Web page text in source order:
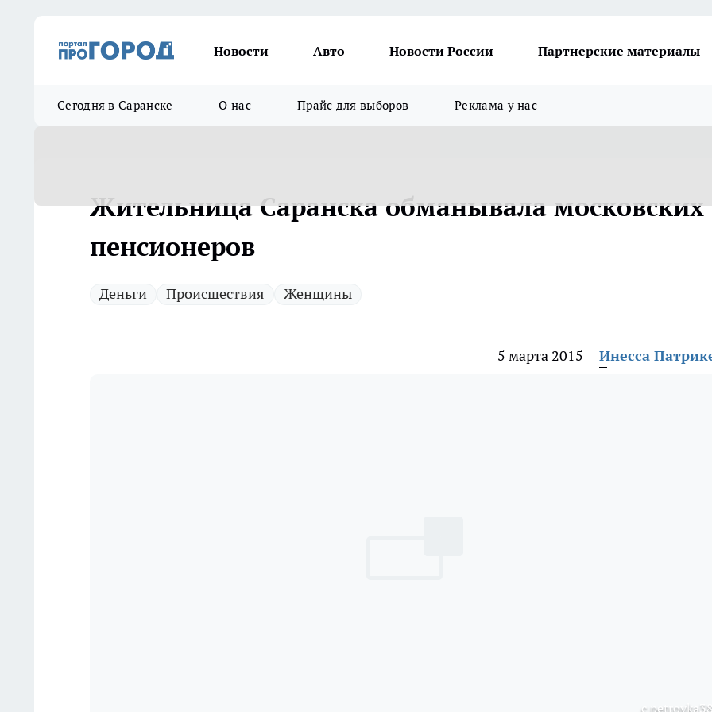
Новости Авто Новости России Партнерские материалы
Сегодня в Саранске О нас Прайс для выборов Реклама у нас
Жительница Саранска обманывала московских
пенсионеров
Деньги Происшествия Женщины
5 марта 2015 Инесса
с